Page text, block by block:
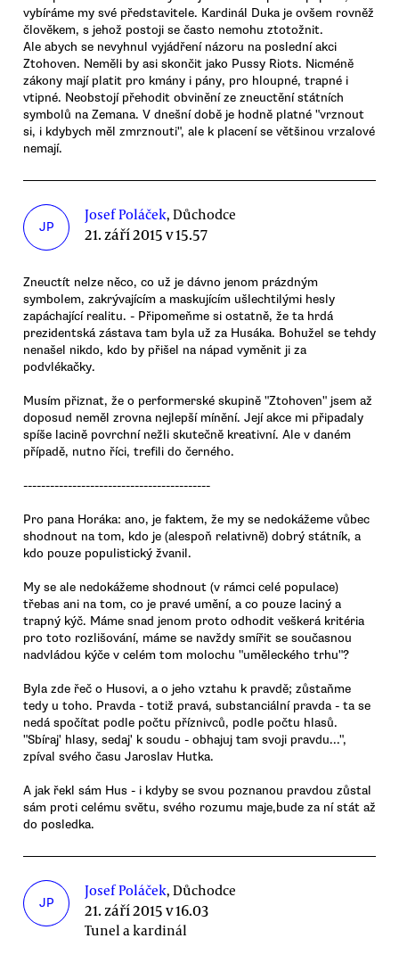
vybíráme my své představitele. Kardinál Duka je ovšem rovněž
člověkem, s jehož postoji se často nemohu ztotožnit.
Ale abych se nevyhnul vyjádření názoru na poslední akci
Ztohoven. Neměli by asi skončit jako Pussy Riots. Nicméně
zákony mají platit pro kmány i pány, pro hloupné, trapné i
vtipné. Neobstojí přehodit obvinění ze zneuctění státních
symbolů na Zemana. V dnešní době je hodně platné "vrznout
si, i kdybych měl zmrznouti", ale k placení se většinou vrzalové
nemají.
JP
Josef Poláček, Důchodce
21. září 2015 v 15.57
Zneuctít nelze něco, co už je dávno jenom prázdným
symbolem, zakrývajícím a maskujícím ušlechtilými hesly
zapáchající realitu. - Připomeňme si ostatně, že ta hrdá
prezidentská zástava tam byla už za Husáka. Bohužel se tehdy
nenašel nikdo, kdo by přišel na nápad vyměnit ji za
podvlékačky.
Musím přiznat, že o performerské skupině "Ztohoven" jsem až
doposud neměl zrovna nejlepší mínění. Její akce mi připadaly
spíše lacině povrchní nežli skutečně kreativní. Ale v daném
případě, nutno říci, trefili do černého.
------------------------------------------
Pro pana Horáka: ano, je faktem, že my se nedokážeme vůbec
shodnout na tom, kdo je (alespoň relativně) dobrý státník, a
kdo pouze populistický žvanil.
My se ale nedokážeme shodnout (v rámci celé populace)
třebas ani na tom, co je pravé umění, a co pouze laciný a
trapný kýč. Máme snad jenom proto odhodit veškerá kritéria
pro toto rozlišování, máme se navždy smířit se současnou
nadvládou kýče v celém tom molochu "uměleckého trhu"?
Byla zde řeč o Husovi, a o jeho vztahu k pravdě; zůstaňme
tedy u toho. Pravda - totiž pravá, substanciální pravda - ta se
nedá spočítat podle počtu příznivců, podle počtu hlasů.
"Sbíraj' hlasy, sedaj' k soudu - obhajuj tam svoji pravdu...",
zpíval svého času Jaroslav Hutka.
A jak řekl sám Hus - i kdyby se svou poznanou pravdou zůstal
sám proti celému světu, svého rozumu maje,bude za ní stát až
do posledka.
JP
Josef Poláček, Důchodce
21. září 2015 v 16.03
Tunel a kardinál